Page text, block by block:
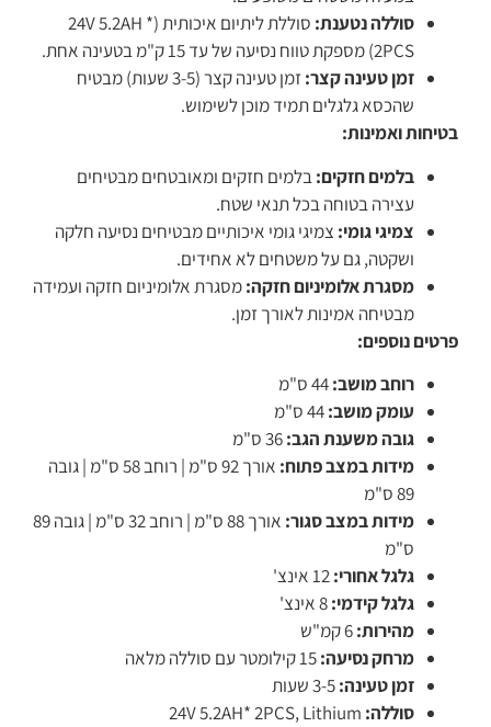
סוללה נטענת:
סוללת ליתיום איכותית (24V 5.2AH *
2PCS) מספקת טווח נסיעה של עד 15 ק"מ בטעינה אחת.
זמן טעינה קצר:
זמן טעינה קצר (3-5 שעות) מבטיח
שהכסא גלגלים תמיד מוכן לשימוש.
בטיחות ואמינות:
בלמים חזקים:בלמים חזקים ומאובטחים מבטיחים
עצירה בטוחה בכל תנאי שטח.
צמיגי גומי: צמיגי גומי איכותיים מבטיחים נסיעה חלקה
ושקטה, גם על משטחים לא אחידים.
מסגרת אלומיניום חזקה:מסגרת אלומיניום חזקה ועמידה
מבטיחה אמינות לאורך זמן.
פרטים נוספים:
רוחב מושב:
עומק מושב:
גובה משענת הגב:
מידות במצב פתוח:
אורך 92 ס"מ | רוחב 58 ס"מ | גובה
89 ס"מ
מידות במצב סגור:
אורך 88 ס"מ | רוחב 32 ס"מ | גובה 89
ס"מ
גלגל אחורי:
גלגל קידמי:
מהירות:
מרחק נסיעה:
זמן טעינה:
סוללה: